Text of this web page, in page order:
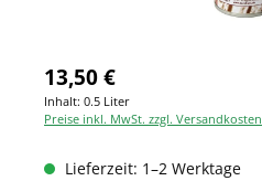
13,50 €
Inhalt: 0.5 Liter
Preise inkl. MwSt. zzgl. Versandkosten
Lieferzeit: 1–2 Werktage